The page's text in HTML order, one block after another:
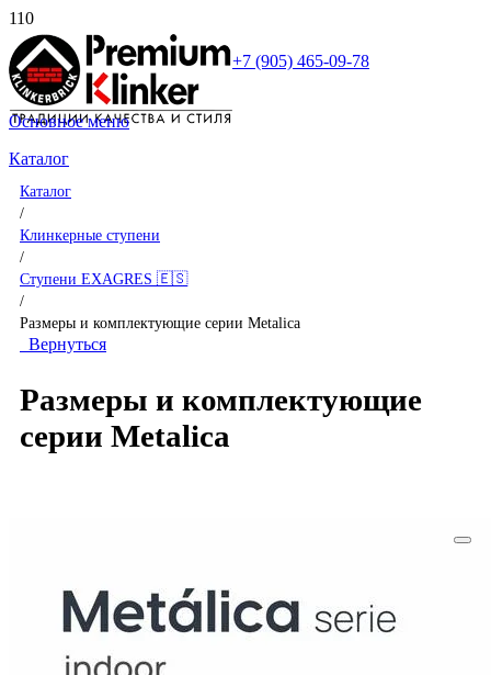
+7 (905) 465-09-78
Основное меню
Каталог
Каталог
/
Клинкерные ступени
/
Ступени EXAGRES 🇪🇸
/
Размеры и комплектующие серии Metalica
Вернуться
Размеры и комплектующие
серии Metalica